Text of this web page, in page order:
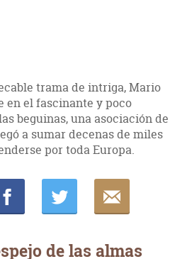
trama de intriga, Mario
en el fascinante y poco
beguinas, una asociación de
a sumar decenas de miles
por toda Europa.
de las almas